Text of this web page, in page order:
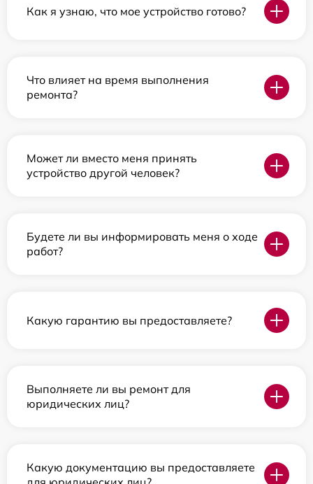
Как я узнаю, что мое устройство готово?
Что влияет на время выполнения
ремонта?
Может ли вместо меня принять
устройство другой человек?
Будете ли вы информировать меня о ходе
работ?
Какую гарантию вы предоставляете?
Выполняете ли вы ремонт для
юридических лиц?
Какую документацию вы предоставляете